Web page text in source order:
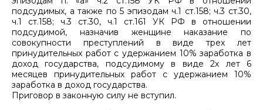
подсудимых, а также по 5 эпизодам ч.1 ст.158; ч.3 ст.30,
ч.1 ст.158; ч.3 ст.30, ч.1 ст.161 УК РФ в отношении
подсудимой, назначив женщине наказание по
совокупности преступлений в виде трех лет
принудительных работ с удержанием 10% заработка в
доход государства, подсудимому в виде 2х лет 6
месяцев принудительных работ с удержанием 10%
заработка в доход государства.
Приговор в законную силу не вступил.